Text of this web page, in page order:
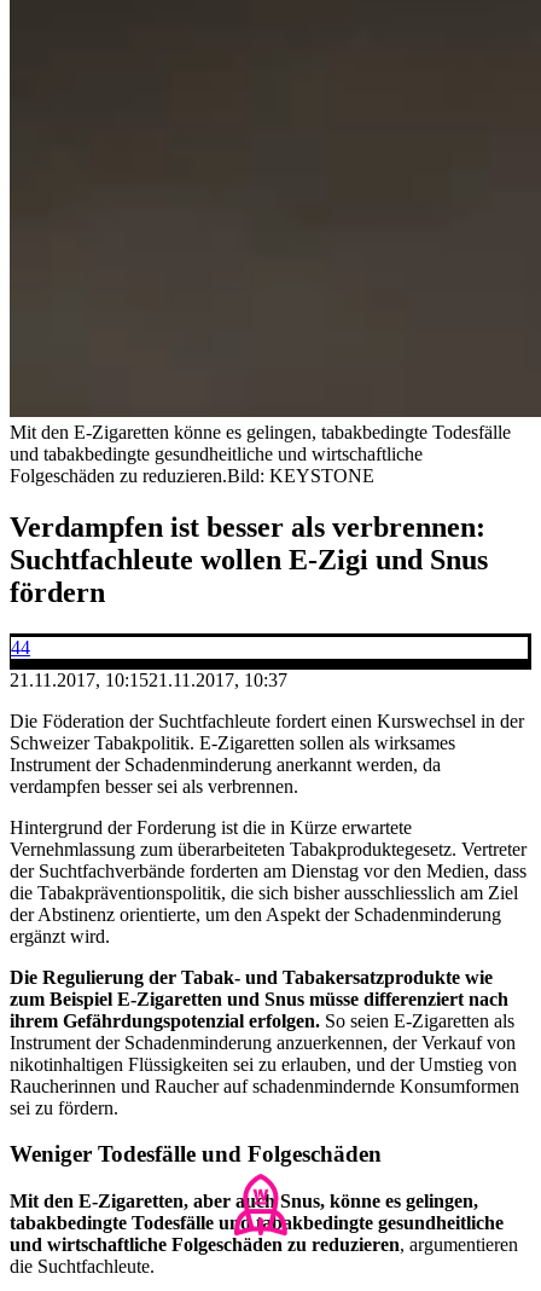
Mit den E-Zigaretten könne es gelingen, tabakbedingte Todesfälle
und tabakbedingte gesundheitliche und wirtschaftliche
Folgeschäden zu reduzieren.Bild: KEYSTONE
Verdampfen ist besser als verbrennen:
Suchtfachleute wollen E-Zigi und Snus
fördern
44
21.11.2017, 10:1521.11.2017, 10:37
Die Föderation der Suchtfachleute fordert einen Kurswechsel in der
Schweizer Tabakpolitik. E-Zigaretten sollen als wirksames
Instrument der Schadenminderung anerkannt werden, da
verdampfen besser sei als verbrennen.
Hintergrund der Forderung ist die in Kürze erwartete
Vernehmlassung zum überarbeiteten Tabakproduktegesetz. Vertreter
der Suchtfachverbände forderten am Dienstag vor den Medien, dass
die Tabakpräventionspolitik, die sich bisher ausschliesslich am Ziel
der Abstinenz orientierte, um den Aspekt der Schadenminderung
ergänzt wird.
Die Regulierung der Tabak- und Tabakersatzprodukte wie
zum Beispiel E-Zigaretten und Snus müsse differenziert nach
ihrem Gefährdungspotenzial erfolgen. So seien E-Zigaretten als
Instrument der Schadenminderung anzuerkennen, der Verkauf von
nikotinhaltigen Flüssigkeiten sei zu erlauben, und der Umstieg von
Raucherinnen und Raucher auf schadenmindernde Konsumformen
sei zu fördern.
Weniger Todesfälle und Folgeschäden
Mit den E-Zigaretten, aber auch Snus, könne es gelingen,
tabakbedingte Todesfälle und tabakbedingte gesundheitliche
und wirtschaftliche Folgeschäden zu reduzieren, argumentieren
die Suchtfachleute.